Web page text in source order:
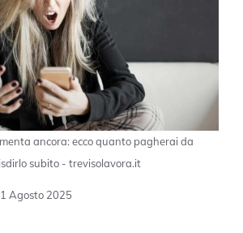
ancora: ecco quanto pagherai da
subito - trevisolavora.it
Agosto 2025